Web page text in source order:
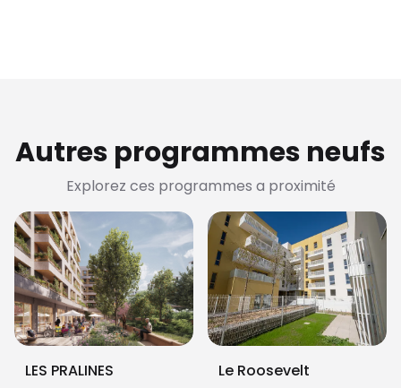
Autres programmes neufs
Explorez ces programmes a proximité
LES PRALINES Le Roosevelt